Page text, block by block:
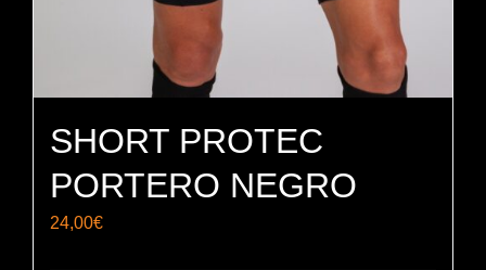
SHORT PROTEC
PORTERO NEGRO
24,00€